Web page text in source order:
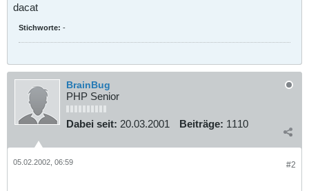
dacat
Stichworte: -
BrainBug
PHP Senior
Dabei seit: 20.03.2001 Beiträge: 1110
#2
05.02.2002, 06:59